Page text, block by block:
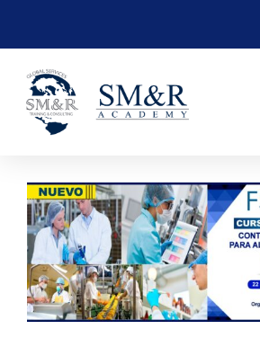
Saltar
contenido